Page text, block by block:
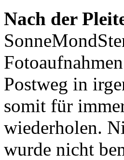
Nach der
Postweg in
somit für
wiederholen.
wurde nicht